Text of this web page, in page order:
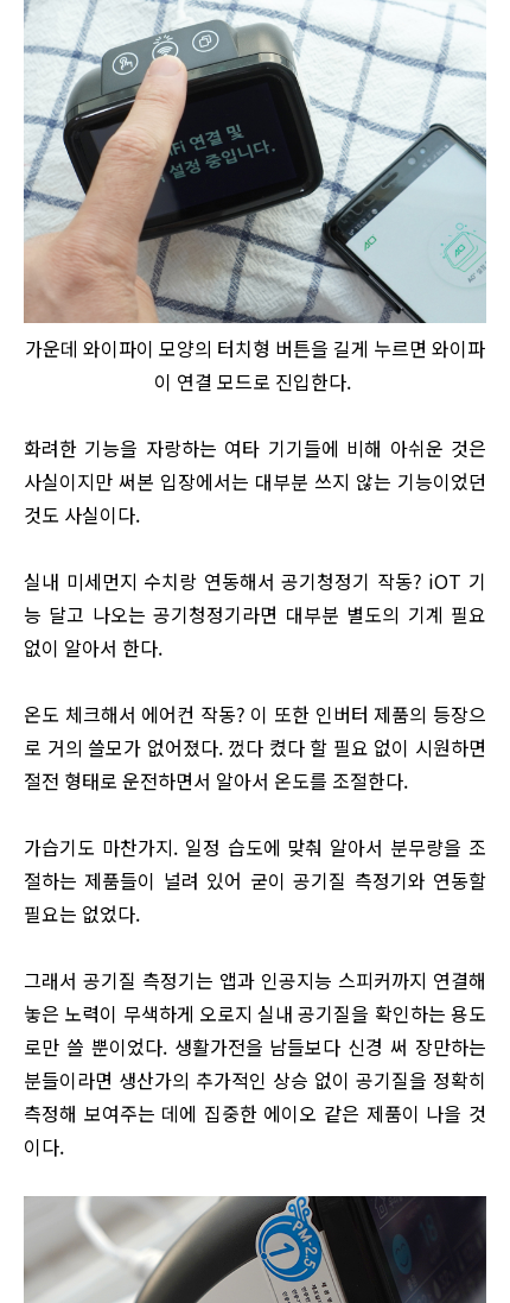
가운데 와이파이 모양의 터치형 버튼을 길게 누르면 와이파
이 연결 모드로 진입한다.
화려한 기능을 자랑하는 여타 기기들에 비해 아쉬운 것은
사실이지만 써본 입장에서는 대부분 쓰지 않는 기능이었던
것도 사실이다.
실내 미세먼지 수치랑 연동해서 공기청정기 작동? iOT 기
능 달고 나오는 공기청정기라면 대부분 별도의 기계 필요
없이 알아서 한다.
온도 체크해서 에어컨 작동? 이 또한 인버터 제품의 등장으
로 거의 쓸모가 없어졌다. 껐다 켰다 할 필요 없이 시원하면
절전 형태로 운전하면서 알아서 온도를 조절한다.
가습기도 마찬가지. 일정 습도에 맞춰 알아서 분무량을 조
절하는 제품들이 널려 있어 굳이 공기질 측정기와 연동할
필요는 없었다.
그래서 공기질 측정기는 앱과 인공지능 스피커까지 연결해
놓은 노력이 무색하게 오로지 실내 공기질을 확인하는 용도
로만 쓸 뿐이었다. 생활가전을 남들보다 신경 써 장만하는
분들이라면 생산가의 추가적인 상승 없이 공기질을 정확히
측정해 보여주는 데에 집중한 에이오 같은 제품이 나을 것
이다.